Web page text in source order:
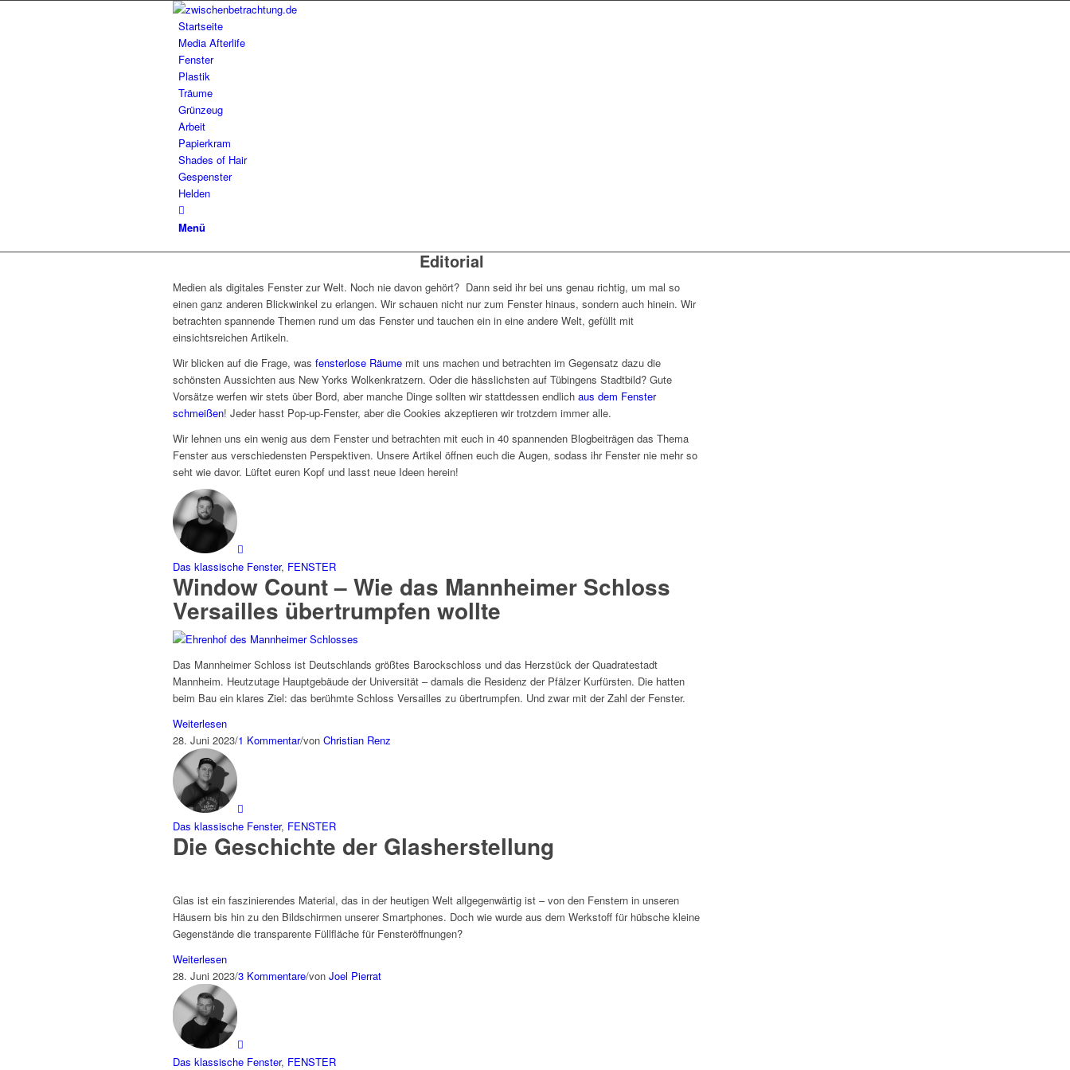
Startseite
Media Afterlife
Fenster
Plastik
Träume
Grünzeug
Arbeit
Papierkram
Shades of Hair
Gespenster
Helden
Menü
Editorial
Medien als digitales Fenster zur Welt. Noch nie davon gehört? Dann seid ihr bei uns genau richtig, um mal so
einen ganz anderen Blickwinkel zu erlangen. Wir schauen nicht nur zum Fenster hinaus, sondern auch hinein. Wir
betrachten spannende Themen rund um das Fenster und tauchen ein in eine andere Welt, gefüllt mit
einsichtsreichen Artikeln.
Wir blicken auf die Frage, was fensterlose Räume mit uns machen und betrachten im Gegensatz dazu die
schönsten Aussichten aus New Yorks Wolkenkratzern. Oder die hässlichsten auf Tübingens Stadtbild? Gute
Vorsätze werfen wir stets über Bord, aber manche Dinge sollten wir stattdessen endlich aus dem Fenster
schmeißen! Jeder hasst Pop-up-Fenster, aber die Cookies akzeptieren wir trotzdem immer alle.
Wir lehnen uns ein wenig aus dem Fenster und betrachten mit euch in 40 spannenden Blogbeiträgen das Thema
Fenster aus verschiedensten Perspektiven. Unsere Artikel öffnen euch die Augen, sodass ihr Fenster nie mehr so
seht wie davor. Lüftet euren Kopf und lasst neue Ideen herein!
Das klassische Fenster, FENSTER
Window Count – Wie das Mannheimer Schloss
Versailles übertrumpfen wollte
Das Mannheimer Schloss ist Deutschlands größtes Barockschloss und das Herzstück der Quadratestadt
Mannheim. Heutzutage Hauptgebäude der Universität – damals die Residenz der Pfälzer Kurfürsten. Die hatten
beim Bau ein klares Ziel: das berühmte Schloss Versailles zu übertrumpfen. Und zwar mit der Zahl der Fenster.
Weiterlesen
28. Juni 2023/1 Kommentar/von Christian Renz
Das klassische Fenster, FENSTER
Die Geschichte der Glasherstellung
Glas ist ein faszinierendes Material, das in der heutigen Welt allgegenwärtig ist – von den Fenstern in unseren
Häusern bis hin zu den Bildschirmen unserer Smartphones. Doch wie wurde aus dem Werkstoff für hübsche kleine
Gegenstände die transparente Füllfläche für Fensteröffnungen?
Weiterlesen
28. Juni 2023/3 Kommentare/von Joel Pierrat
Das klassische Fenster, FENSTER